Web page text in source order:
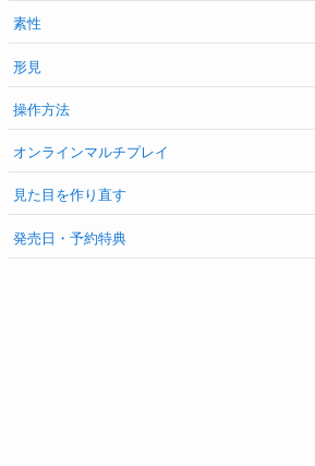
素性
形見
操作方法
オンラインマルチプレイ
見た目を作り直す
発売日・予約特典